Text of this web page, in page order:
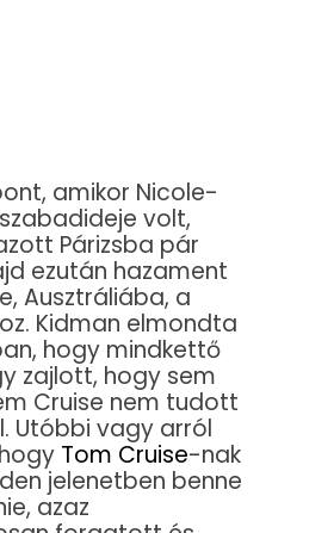
amikor Nicole-
volt,
Párizsba pár
ezután hazament
Ausztráliába, a
Kidman elmondta
hogy mindkettő
zajlott, hogy sem
Cruise nem tudott
Utóbbi vagy arról
Tom Cruise-nak
jelenetben benne
azaz